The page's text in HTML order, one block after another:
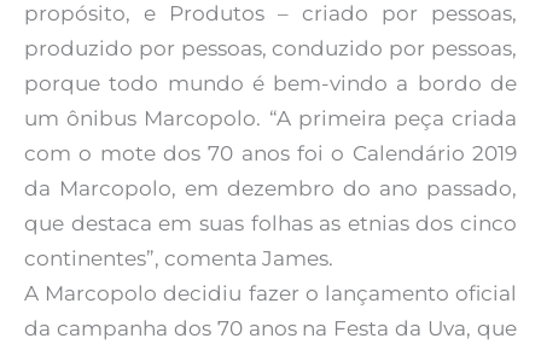
propósito, e Produtos – criado por pessoas,
produzido por pessoas, conduzido por pessoas,
porque todo mundo é bem-vindo a bordo de
um ônibus Marcopolo. “A primeira peça criada
com o mote dos 70 anos foi o Calendário 2019
da Marcopolo, em dezembro do ano passado,
que destaca em suas folhas as etnias dos cinco
continentes”, comenta James.
A Marcopolo decidiu fazer o lançamento oficial
da campanha dos 70 anos na Festa da Uva, que